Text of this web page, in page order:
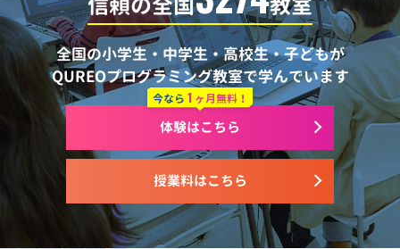
全国の小学生・中学生・高校生・子どもが
QUREOプログラミング教室で学んでいます
授業料はこちら
今なら 1 ヶ月無料！
体験はこちら